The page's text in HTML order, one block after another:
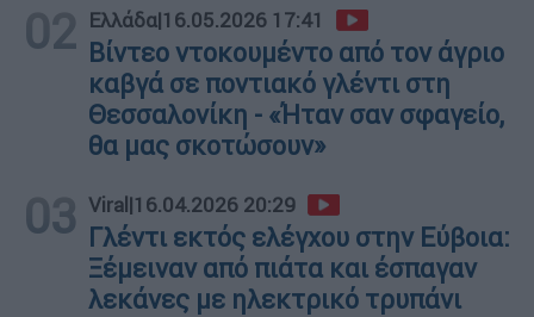
02 Ελλάδα|16.05.2026 17:41
Βίντεο ντοκουμέντο από τον άγριο
καβγά σε ποντιακό γλέντι στη
Θεσσαλονίκη - «Ήταν σαν σφαγείο,
θα μας σκοτώσουν»
03 Viral |16.04.2026 20:29
Γλέντι εκτός ελέγχου στην Εύβοια:
Ξέμειναν από πιάτα και έσπαγαν
λεκάνες με ηλεκτρικό τρυπάνι